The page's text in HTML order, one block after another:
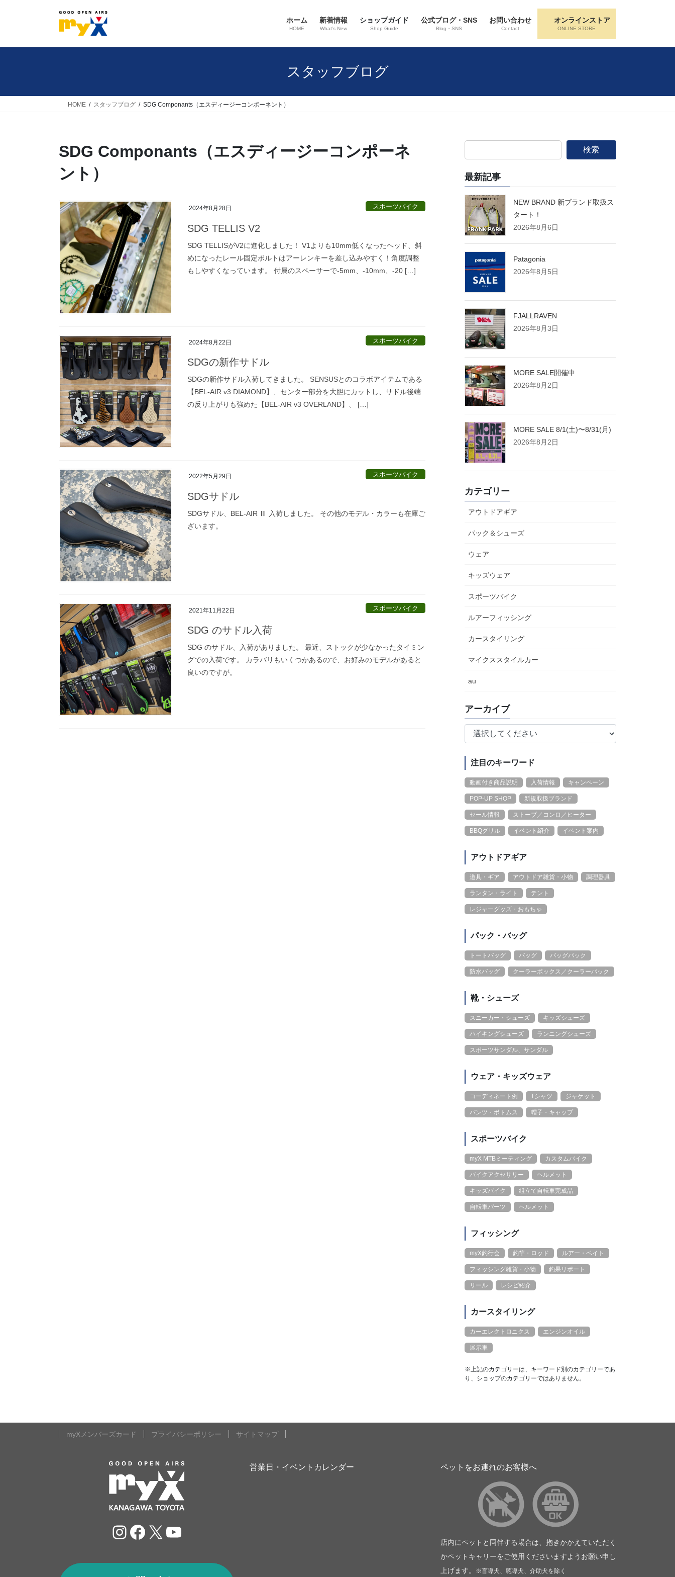
ン
ー
ホーム
HOME
新着情報
What’s New
ショップガイド
Shop Guide
公式ブログ・SNS
Blog・SNS
お問い合わせ
Contact
オンラインストア
ONLINE STORE
スタッフブログ
HOME スタッフブログ SDG Componants（エスディージーコンポーネント）
SDG Componants（エスディージーコンポーネ
ント）
2024年8月28日 スポーツバイク
SDG TELLIS V2
SDG TELLISがV2に進化しました！ V1よりも10mm低くなったヘッド、斜
めになったレール固定ボルトはアーレンキーを差し込みやすく！角度調整
もしやすくなっています。 付属のスペーサーで-5mm、-10mm、-20 […]
2024年8月22日 スポーツバイク
SDGの新作サドル
SDGの新作サドル入荷してきました。 SENSUSとのコラボアイテムである
【BEL-AIR v3 DIAMOND】、センター部分を大胆にカットし、サドル後端
の反り上がりも強めた【BEL-AIR v3 OVERLAND】、 […]
2022年5月29日 スポーツバイク
SDGサドル
SDGサドル、BEL-AIR Ⅲ 入荷しました。 その他のモデル・カラーも在庫ご
ざいます。
2021年11月22日 スポーツバイク
SDG のサドル入荷
SDG のサドル、入荷がありました。 最近、ストックが少なかったタイミン
グでの入荷です。 カラバリもいくつかあるので、お好みのモデルがあると
良いのですが。
検索
最新記事
NEW BRAND 新ブランド取扱ス
タート！
2026年8月6日
Patagonia
2026年8月5日
FJALLRAVEN
2026年8月3日
MORE SALE開催中
2026年8月2日
MORE SALE 8/1(土)〜8/31(月)
2026年8月2日
カテゴリー
アウトドアギア
パック＆シューズ
ウェア
キッズウェア
スポーツバイク
ルアーフィッシング
カースタイリング
マイクススタイルカー
au
アーカイブ
注目のキーワード
動画付き商品説明 入荷情報 キャンペーン
POP-UP SHOP 新規取扱ブランド
セール情報 ストーブ／コンロ／ヒーター
BBQグリル イベント紹介 イベント案内
アウトドアギア
道具・ギア アウトドア雑貨・小物 調理器具
ランタン・ライト テント
レジャーグッズ・おもちゃ
パック・バッグ
トートバッグ バッグ バッグパック
防水バッグ クーラーボックス／クーラーバック
靴・シューズ
スニーカー・シューズ キッズシューズ
ハイキングシューズ ランニングシューズ
スポーツサンダル、サンダル
ウェア・キッズウェア
コーディネート例 Tシャツ ジャケット
パンツ・ボトムス 帽子・キャップ
スポーツバイク
myX MTBミーティング カスタムバイク
バイクアクセサリー ヘルメット
キッズバイク 組立て自転車完成品
自転車パーツ ヘルメット
フィッシング
myX釣行会 釣竿・ロッド ルアー・ベイト
フィッシング雑貨・小物 釣果リポート
リール レシピ紹介
カースタイリング
カーエレクトロニクス エンジンオイル
展示車
※上記のカテゴリーは、キーワード別のカテゴリーであ
り、ショップのカテゴリーではありません。
myXメンバーズカード プライバシーポリシー サイトマップ
Instagram
Facebook
X YouTube
営業日・イベントカレンダー ペットをお連れのお客様へ
店内にペットと同伴する場合は、抱きかかえていただく
かペットキャリーをご使用くださいますようお願い申し
上げます。
※盲導犬、聴導犬、介助犬を除く